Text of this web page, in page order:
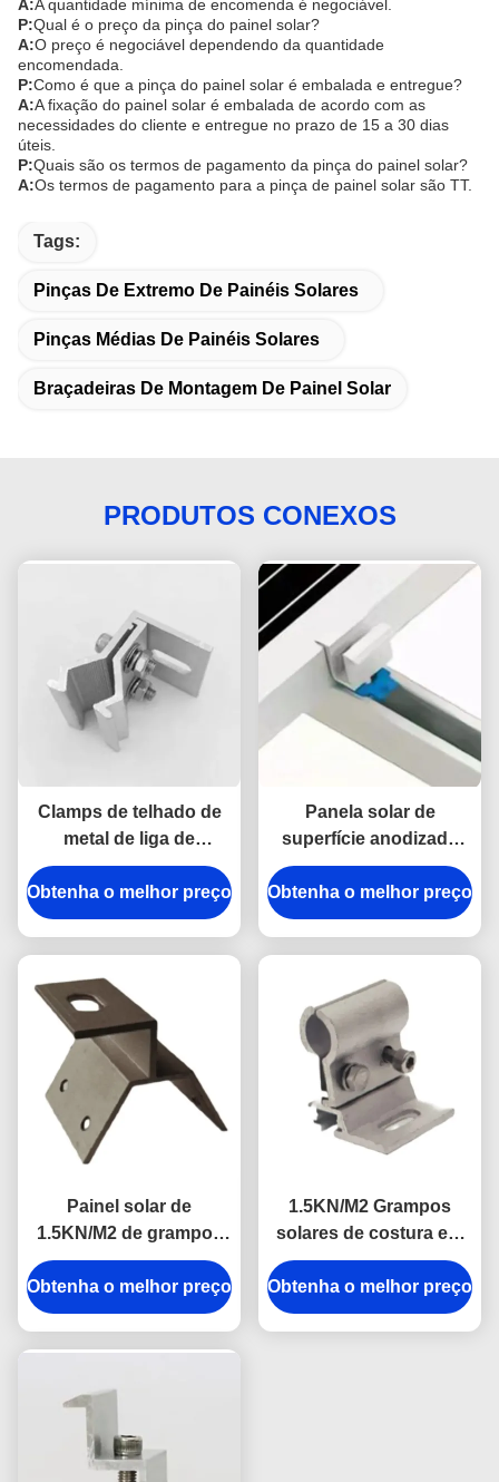
A:A quantidade mínima de encomenda é negociável.
P:Qual é o preço da pinça do painel solar?
A:O preço é negociável dependendo da quantidade
encomendada.
P:Como é que a pinça do painel solar é embalada e entregue?
A:A fixação do painel solar é embalada de acordo com as
necessidades do cliente e entregue no prazo de 15 a 30 dias
úteis.
P:Quais são os termos de pagamento da pinça do painel solar?
A:Os termos de pagamento para a pinça de painel solar são TT.
Tags:
Pinças De Extremo De Painéis Solares
Pinças Médias De Painéis Solares
Braçadeiras De Montagem De Painel Solar
PRODUTOS CONEXOS
Clamps de telhado de
metal de liga de
alumínio para painéis
solares
Obtenha o melhor preço
Panela solar de
superfície anodizada
60m/S
Obtenha o melhor preço
Painel solar de
1.5KN/M2 de grampos
anodizados
Obtenha o melhor preço
1.5KN/M2 Grampos
solares de costura em
pé Grampos de
proteção de neve para
painéis solares
Obtenha o melhor preço